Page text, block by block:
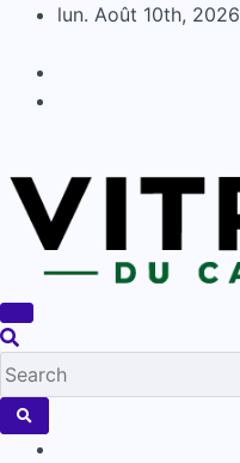
Skip
content
lun. Août 10th, 2026